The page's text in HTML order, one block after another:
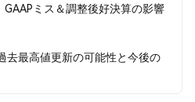
ミス＆調整後好決算の影響
去最高値更新の可能性と今後の